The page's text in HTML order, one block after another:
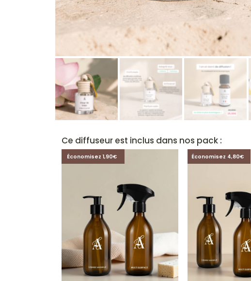
Ce diffuseur est inclus dans nos pack :
Économisez 1,90€ Économisez 4,80€